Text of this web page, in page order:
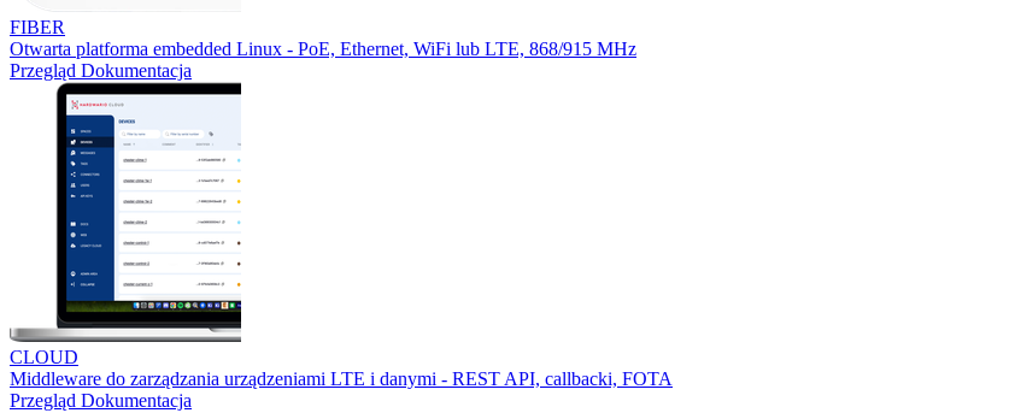
FIBER
Otwarta platforma embedded Linux - PoE, Ethernet, WiFi lub LTE, 868/915 MHz
Przegląd Dokumentacja
CLOUD
Middleware do zarządzania urządzeniami LTE i danymi - REST API, callbacki, FOTA
Przegląd Dokumentacja